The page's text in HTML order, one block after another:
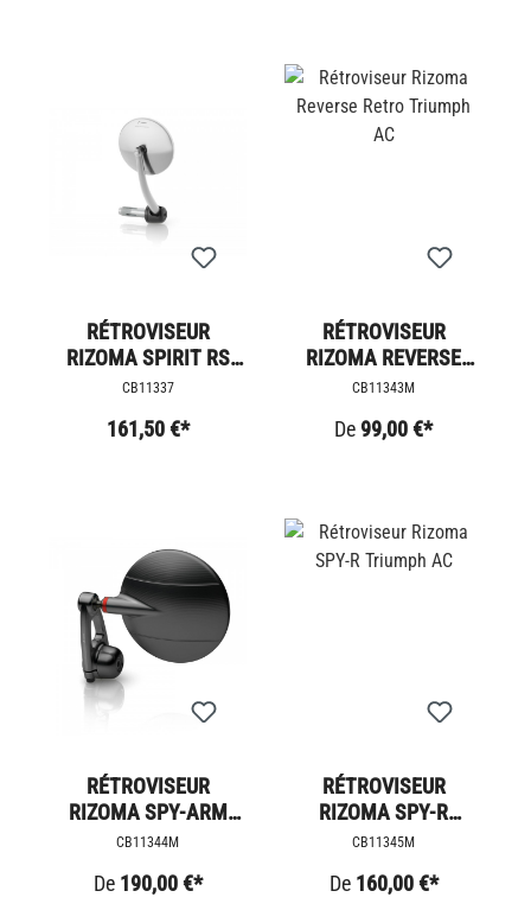
RÉTROVISEUR
RIZOMA SPIRIT RS
TRIUMPH
CB11337
161,50 €*
RÉTROVISEUR
RIZOMA REVERSE
RETRO TRIUMPH AC
CB11343M
De 99,00 €*
RÉTROVISEUR
RIZOMA SPY-ARM
TRIUMPH AC
CB11344M
De 190,00 €*
RÉTROVISEUR
RIZOMA SPY-R
TRIUMPH AC
CB11345M
De 160,00 €*